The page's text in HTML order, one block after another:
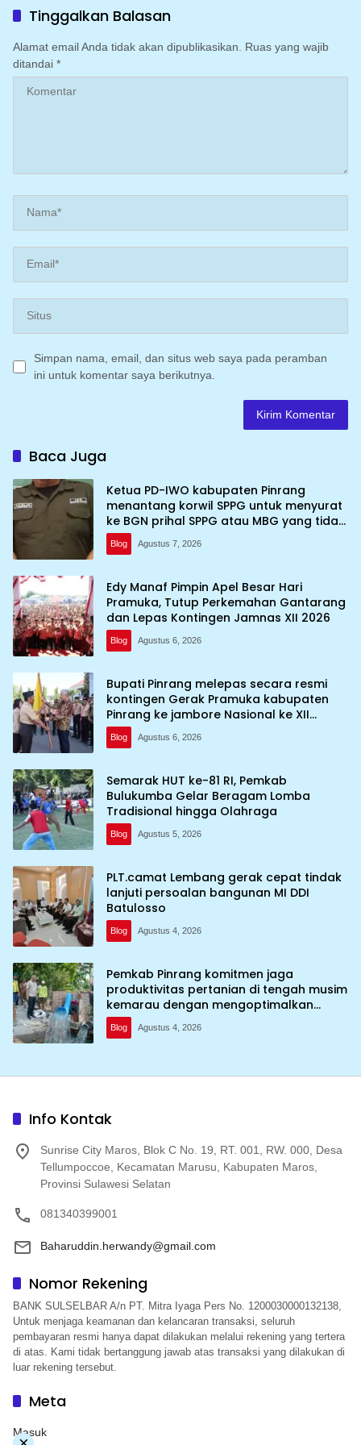
Tinggalkan Balasan
Alamat email Anda tidak akan dipublikasikan.
Ruas yang wajib
ditandai *
Simpan nama, email, dan situs web saya pada peramban
ini untuk komentar saya berikutnya.
Baca Juga
Ketua PD-IWO kabupaten Pinrang
menantang korwil SPPG untuk menyurat
ke BGN prihal SPPG atau MBG yang tidak
memenuhi syarat standar dan
persyaratan teknis
Blog Agustus 7, 2026
Edy Manaf Pimpin Apel Besar Hari
Pramuka, Tutup Perkemahan Gantarang
dan Lepas Kontingen Jamnas XII 2026
Blog Agustus 6, 2026
Bupati Pinrang melepas secara resmi
kontingen Gerak Pramuka kabupaten
Pinrang ke jambore Nasional ke XII
kebumi perkemahan Cibubur
Blog Agustus 6, 2026
Semarak HUT ke-81 RI, Pemkab
Bulukumba Gelar Beragam Lomba
Tradisional hingga Olahraga
Blog Agustus 5, 2026
PLT.camat Lembang gerak cepat tindak
lanjuti persoalan bangunan MI DDI
Batulosso
Blog Agustus 4, 2026
Pemkab Pinrang komitmen jaga
produktivitas pertanian di tengah musim
kemarau dengan mengoptimalkan
program Irigasi perpompaan (Irpom)
Blog Agustus 4, 2026
Info Kontak
Sunrise City Maros, Blok C No. 19, RT. 001, RW. 000, Desa
Tellumpoccoe, Kecamatan Marusu, Kabupaten Maros,
Provinsi Sulawesi Selatan
081340399001
Baharuddin.herwandy@gmail.com
Nomor Rekening
BANK SULSELBAR A/n PT. Mitra Iyaga Pers No. 1200030000132138,
Untuk menjaga keamanan dan kelancaran transaksi, seluruh
pembayaran resmi hanya dapat dilakukan melalui rekening yang tertera
di atas. Kami tidak bertanggung jawab atas transaksi yang dilakukan di
luar rekening tersebut.
Meta
Masuk